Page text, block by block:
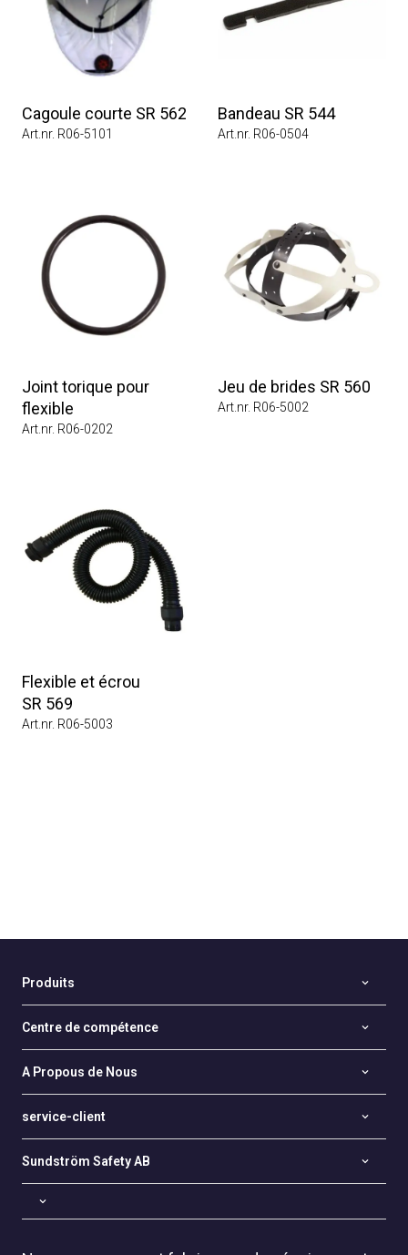
Cagoule courte SR 562
Art.nr. R06-5101
Bandeau SR 544
Art.nr. R06-0504
Joint torique pour
flexible
Art.nr. R06-0202
Jeu de brides SR 560
Art.nr. R06-5002
Flexible et écrou
SR 569
Art.nr. R06-5003
Produits
Centre de compétence
A Propous de Nous
service-client
Sundström Safety AB